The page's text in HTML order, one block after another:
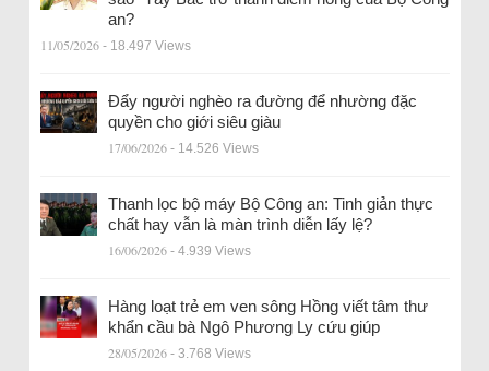
an?
11/05/2026 - 18.497 Views
Đẩy người nghèo ra đường để nhường đặc
quyền cho giới siêu giàu
17/06/2026 - 14.526 Views
Thanh lọc bộ máy Bộ Công an: Tinh giản thực
chất hay vẫn là màn trình diễn lấy lệ?
16/06/2026 - 4.939 Views
Hàng loạt trẻ em ven sông Hồng viết tâm thư
khẩn cầu bà Ngô Phương Ly cứu giúp
28/05/2026 - 3.768 Views